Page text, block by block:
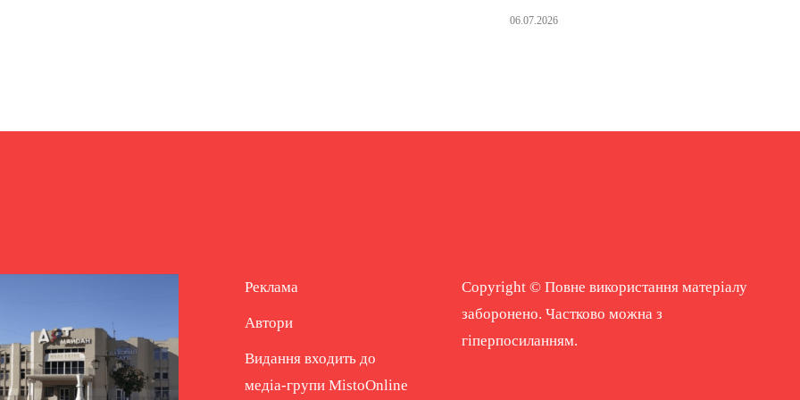
06.07.2026
Реклама
Автори
Видання входить до
медіа-групи MistoOnline
Copyright © Повне використання матеріалу
заборонено. Частково можна з
гіперпосиланням.